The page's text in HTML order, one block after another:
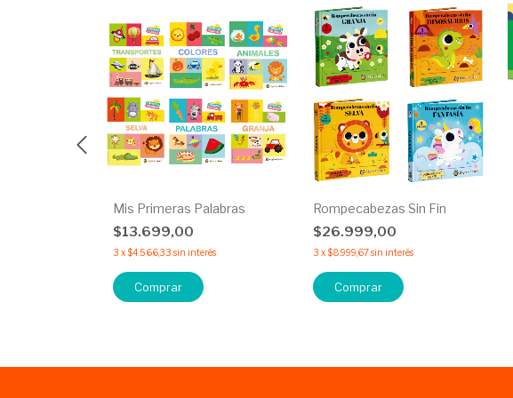
Mis Primeras Palabras
$13.699,00
3 x$4.566,33 sin interés
Comprar
Rompecabezas Sin Fin
$26.999,00
3 x$8.999,67sin interés
Comprar